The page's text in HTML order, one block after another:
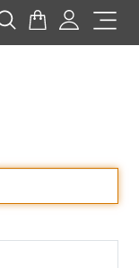
Cerca CarrelloLogin